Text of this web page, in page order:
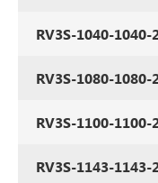
RV3S-1040-1040-
RV3S-1080-1080-
RV3S-1100-1100-
RV3S-1143-1143-